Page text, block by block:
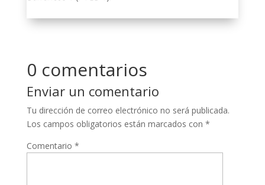
0 comentarios
Enviar un comentario
Tu dirección de correo electrónico no será publicada.
Los campos obligatorios están marcados con *
Comentario *